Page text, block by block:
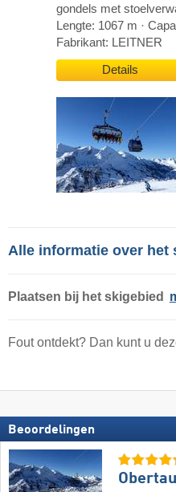
gondels met
Lengte: 1067 m ·
Fabrikant: LEITNER
Details
Alle informatie over het
Plaatsen bij het skigebied
Fout ontdekt? Dan kunt u
Beoordelingen